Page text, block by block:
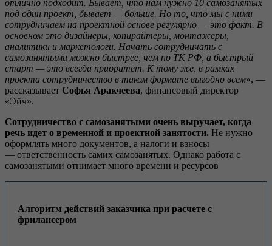
отлично подходит. Бывает, что нам нужно 10 самозанятых
под один проект, бывает — больше. Но то, что мы с ними
сотрудничаем на проектной основе регулярно — это факт. В
основном это дизайнеры, копирайтеры, монтажеры,
аналитики и маркетологи. Начать сотрудничать с
самозанятыми можно быстрее, чем по ТК РФ , а быстрый
старт — это всегда приоритет. К тому же, в рамках
проекта сотрудничество в таком формате выгодно всем», —
рассказывает Софья Аракчеева, финансовый директор
«Эйч».
Сотрудничество с самозанятыми очень выручает, когда
речь идет о временной и проектной занятости. Не нужно
оформлять много документов, а налоги и взносы
— ответственность самих самозанятых. Однако работа с
самозанятыми отнимает много времени и ресурсов
Алгоритм действий заказчика при расчете с
фрилансером